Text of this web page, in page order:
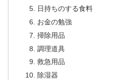
日持ちのする食料
お金の勉強
掃除用品
調理道具
救急用品
除湿器